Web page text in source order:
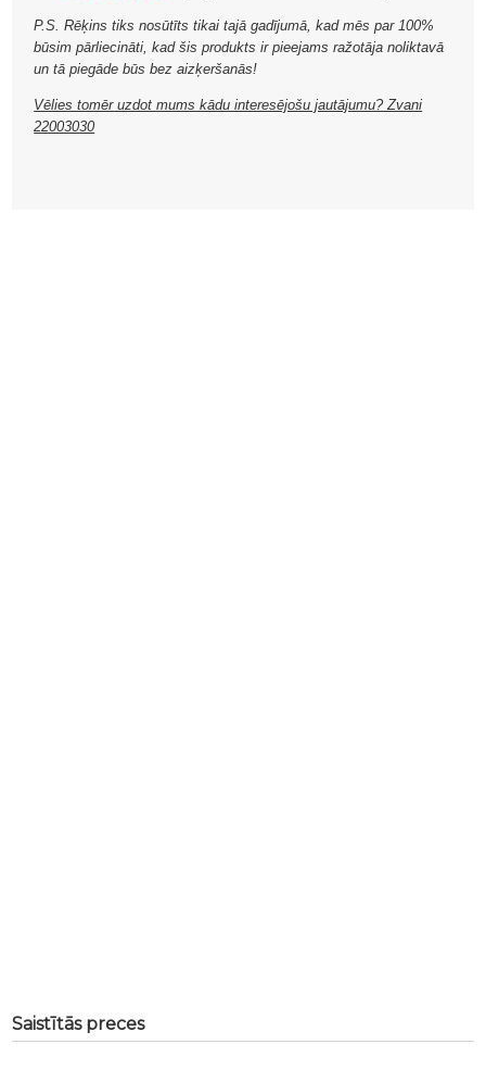
P.S. Rēķins tiks nosūtīts tikai tajā gadījumā, kad mēs par 100%
būsim pārliecināti, kad šis produkts ir pieejams ražotāja noliktavā
un tā piegāde būs bez aizķeršanās!
Vēlies tomēr uzdot mums kādu interesējošu jautājumu? Zvani
22003030
Saistītās preces